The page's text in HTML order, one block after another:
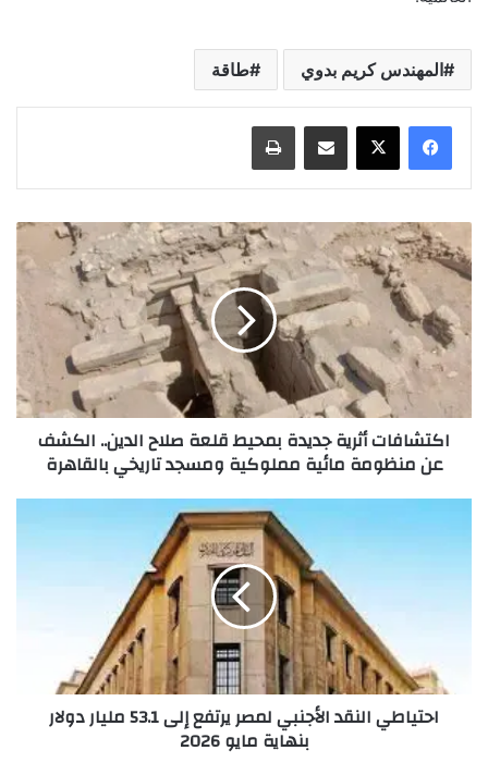
المهندس كريم بدوي طاقة
مشاركة عبر البريد طباعة
اكتشافات أثرية جديدة بمحيط قلعة صلاح الدين.. الكشف
عن منظومة مائية مملوكية ومسجد تاريخي بالقاهرة
احتياطي النقد الأجنبي لمصر يرتفع إلى 53.1 مليار دولار
بنهاية مايو 2026